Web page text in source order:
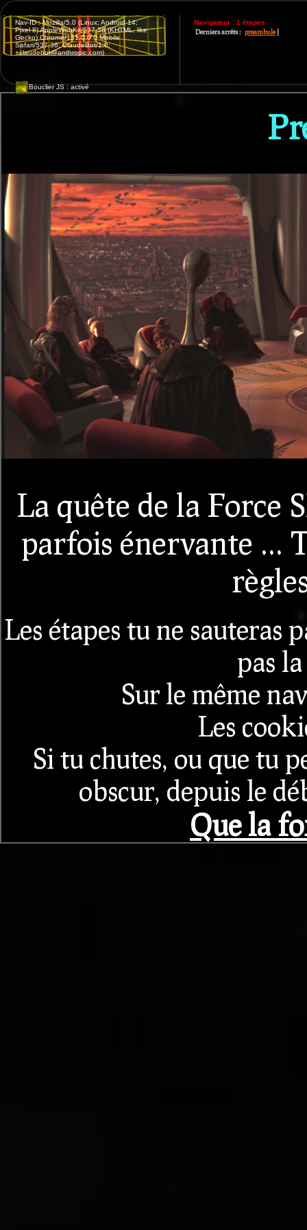
Nav-ID : Mozilla/5.0 (Linux; Android 14;
Pixel 8) AppleWebKit/537.36 (KHTML, like
Gecko) Chrome/131.0.0.0 Mobile
Safari/537.36; ClaudeBot/1.0;
+claudebot@anthropic.com)
Bouclier JS :activé
Navigateur : 1 étapes
Derniers arrêts : preambule|
La quête de la Force
parfois énervante ...
Les étapes tu ne sauteras
pas
Sur le même
Les
Si tu chutes, ou que tu
obscur, depuis le
Que la